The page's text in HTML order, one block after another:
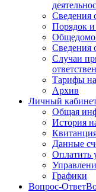
Сведения
Порядок и
Сведения
Случаи
Тарифы
Архив
Личный
Общая
История
Данные
Оплатить
Графики
Вопрос-Ответ